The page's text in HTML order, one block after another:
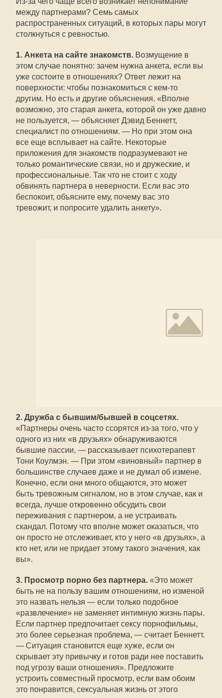
между партнерами? Семь самых
распространенных ситуаций, в которых пары могут
столкнуться с ревностью.
1. Анкета на сайте знакомств. Возмущение в
этом случае понятно: зачем нужна анкета, если вы
уже состоите в отношениях? Ответ лежит на
поверхности: чтобы познакомиться с кем-то
другим. Но есть и другие объяснения. «Вполне
возможно, это старая анкета, которой он уже давно
не пользуется, — объясняет Дэвид Беннетт,
специалист по отношениям. — Но при этом она
все еще всплывает на сайте. Некоторые
приложения для знакомств подразумевают не
только романтические связи, но и дружеские, и
профессиональные. Так что не стоит с ходу
обвинять партнера в неверности. Если вас это
беспокоит, объясните ему, почему вас это
тревожит, и попросите удалить анкету».
2. Дружба с бывшим/бывшей в соцсетях.
«Партнеры очень часто ссорятся из-за того, что у
одного из них «в друзьях» обнаруживаются
бывшие пассии, — рассказывает психотерапевт
Тони Коулмэн. — При этом «виновный» партнер в
большинстве случаев даже и не думал об измене.
Конечно, если они много общаются, это может
быть тревожным сигналом, но в этом случае, как и
всегда, лучше откровенно обсудить свои
переживания с партнером, а не устраивать
скандал. Потому что вполне может оказаться, что
он просто не отслеживает, кто у него «в друзьях», а
кто нет, или не придает этому такого значения, как
вы».
3. Просмотр порно без партнера. «Это может
быть не на пользу вашим отношениям, но изменой
это назвать нельзя — если только подобное
«развлечение» не заменяет интимную жизнь пары.
Если партнер предпочитает сексу порнофильмы,
это более серьезная проблема, — считает Беннетт.
— Ситуация становится еще хуже, если он
скрывает эту привычку и готов ради нее поставить
под угрозу ваши отношения». Предложите
устроить совместный просмотр, если вам обоим
это понравится, сексуальная жизнь от этого